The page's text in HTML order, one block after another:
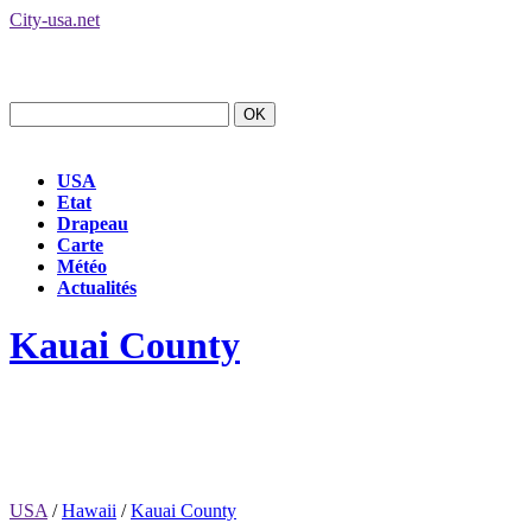
City-usa.net
USA
Etat
Drapeau
Carte
Météo
Actualités
Kauai County
USA /Hawaii /Kauai County